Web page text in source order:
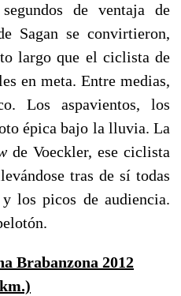
de ventaja de
Sagan se convirtieron,
largo que el ciclista de
en meta. Entre medias,
Los aspavientos, los
épica bajo la lluvia. La
de Voeckler, ese ciclista
tras de sí todas
y los picos de audiencia.
Brabanzona 2012